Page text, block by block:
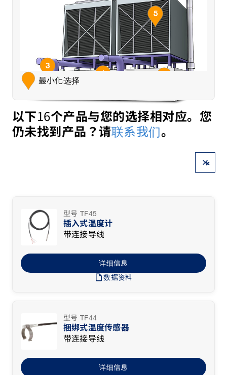
5
3
High-pressure line (liquid)
Condenser coil temperatureEvaporator temperature
High-pressure line
最小化选择
以下16个产品与您的选择相对应。您
仍未找到产品？请联系我们。
×
型号 TF45
插入式温度计
带连接导线
draft数据资料
详细信息
型号 TF44
捆绑式温度传感器
带连接导线
详细信息